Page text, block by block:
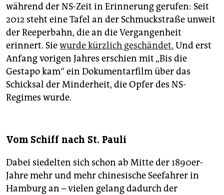
während der NS-Zeit in Erinnerung gerufen: Seit
2012 steht eine Tafel an der Schmuckstraße unweit
der Reeperbahn, die an die Vergangenheit
erinnert. Siewurde kürzlich geschändet. Und erst
Anfang vorigen Jahres erschien mit „Bis die
Gestapo kam“ ein Dokumentarfilm über das
Schicksal der Minderheit, die Opfer des NS-
Regimes wurde.
Vom Schiff nach St. Pauli
Dabei siedelten sich schon ab Mitte der 1890er-
Jahre mehr und mehr chinesische Seefahrer in
Hamburg an – vielen gelang dadurch der